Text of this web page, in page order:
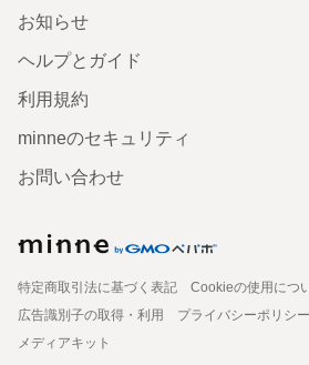
お知らせ
ヘルプとガイド
利用規約
minneのセキュリティ
お問い合わせ
特定商取引法に基づく表記
Cookieの使用につ
広告識別子の取得・利用
プライバシーポリシー
メディアキット